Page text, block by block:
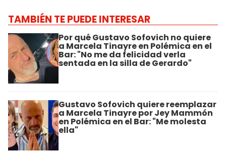
TAMBIÉN TE PUEDE INTERESAR
Por qué Gustavo Sofovich no quiere
a Marcela Tinayre en Polémica en el
Bar: "No me da felicidad verla
sentada en la silla de Gerardo"
Gustavo Sofovich quiere reemplazar
a Marcela Tinayre por Jey Mammón
en Polémica en el Bar: "Me molesta
ella"